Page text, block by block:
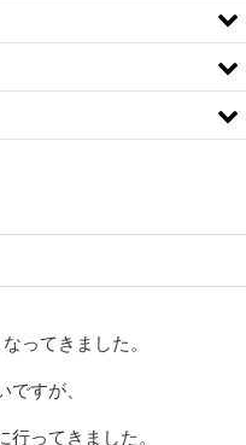
ってきました。
ですが、
ってきました。